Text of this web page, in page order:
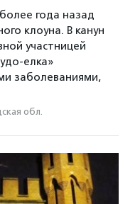
года назад
клоуна. В канун
участницей
елка»
заболеваниями,
обл.